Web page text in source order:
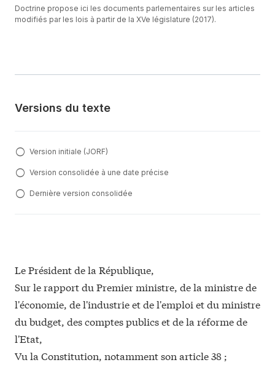
Doctrine propose ici les documents parlementaires sur les articles
modifiés par les lois à partir de la XVe législature (2017).
Versions du texte
Version initiale (JORF)
Version consolidée à une date précise
Dernière version consolidée
Le Président de la République,
Sur le rapport du Premier ministre, de la ministre de
l'économie, de l'industrie et de l'emploi et du ministre
du budget, des comptes publics et de la réforme de
l'Etat,
Vu la Constitution, notamment son article 38 ;